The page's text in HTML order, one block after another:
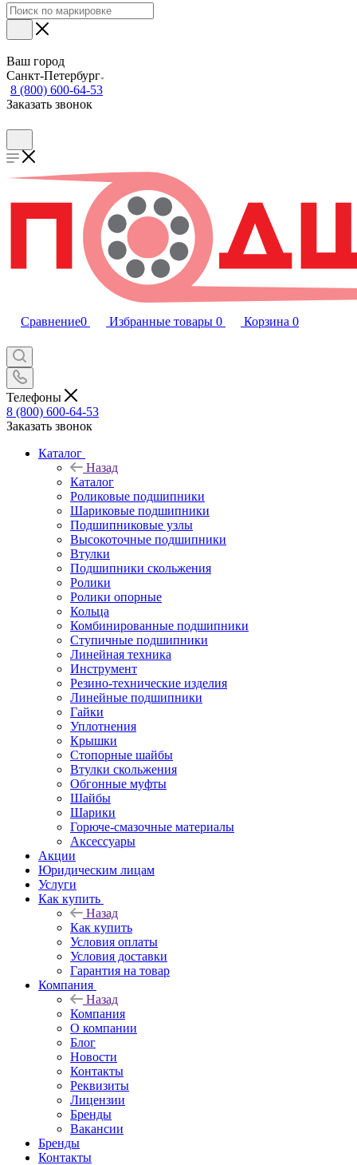
Ваш город
Санкт-Петербург
8 (800) 600-64-53
Заказать звонок
Сравнение0 Избранные товары 0 Корзина 0
Телефоны
8 (800) 600-64-53
Заказать звонок
Каталог
Назад
Каталог
Роликовые подшипники
Шариковые подшипники
Подшипниковые узлы
Высокоточные подшипники
Втулки
Подшипники скольжения
Ролики
Ролики опорные
Кольца
Комбинированные подшипники
Ступичные подшипники
Линейная техника
Инструмент
Резино-технические изделия
Линейные подшипники
Гайки
Уплотнения
Крышки
Стопорные шайбы
Втулки скольжения
Обгонные муфты
Шайбы
Шарики
Горюче-смазочные материалы
Аксессуары
Акции
Юридическим лицам
Услуги
Как купить
Назад
Как купить
Условия оплаты
Условия доставки
Гарантия на товар
Компания
Назад
Компания
О компании
Блог
Новости
Контакты
Реквизиты
Лицензии
Бренды
Вакансии
Бренды
Контакты